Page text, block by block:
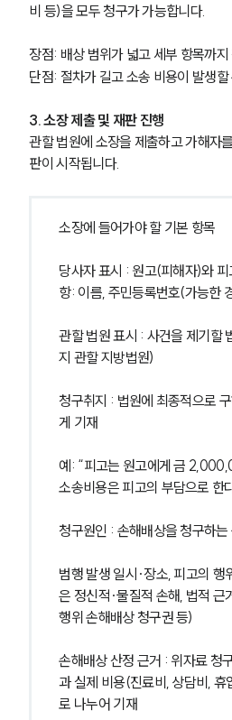
비 등)을 모두 청구가 가능합니다.
장점: 배상 범위가 넓고 세부 항목까지
단점: 절차가 길고 소송 비용이 발생할
3. 소장 제출 및 재판 진행
관할 법원에 소장을 제출하고 가해자
판이 시작됩니다.
소장에 들어가야 할 기본 항목
당사자 표시 : 원고(피해자)와
항: 이름, 주민등록번호(가능한
관할 법원 표시 : 사건을 제기할
지 관할 지방법원)
청구취지 : 법원에 최종적으로
게 기재
예: “피고는 원고에게 금
소송비용은 피고의 부담으로 한
청구원인 : 손해배상을 청구하
범행 발생 일시·장소, 피고의 행
은 정신적·물질적 손해, 법적
행위 손해배상 청구권 등)
손해배상 산정 근거 : 위자료 청
과 실제 비용(진료비, 상담비,
로 나누어 기재